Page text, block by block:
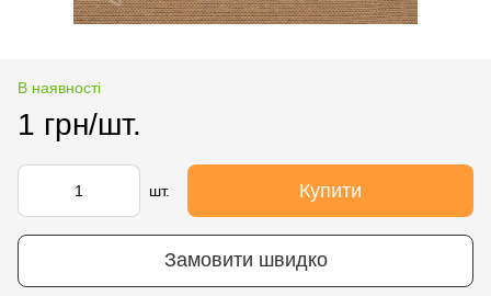
В наявності
1 грн/шт.
шт. Купити
Замовити швидко